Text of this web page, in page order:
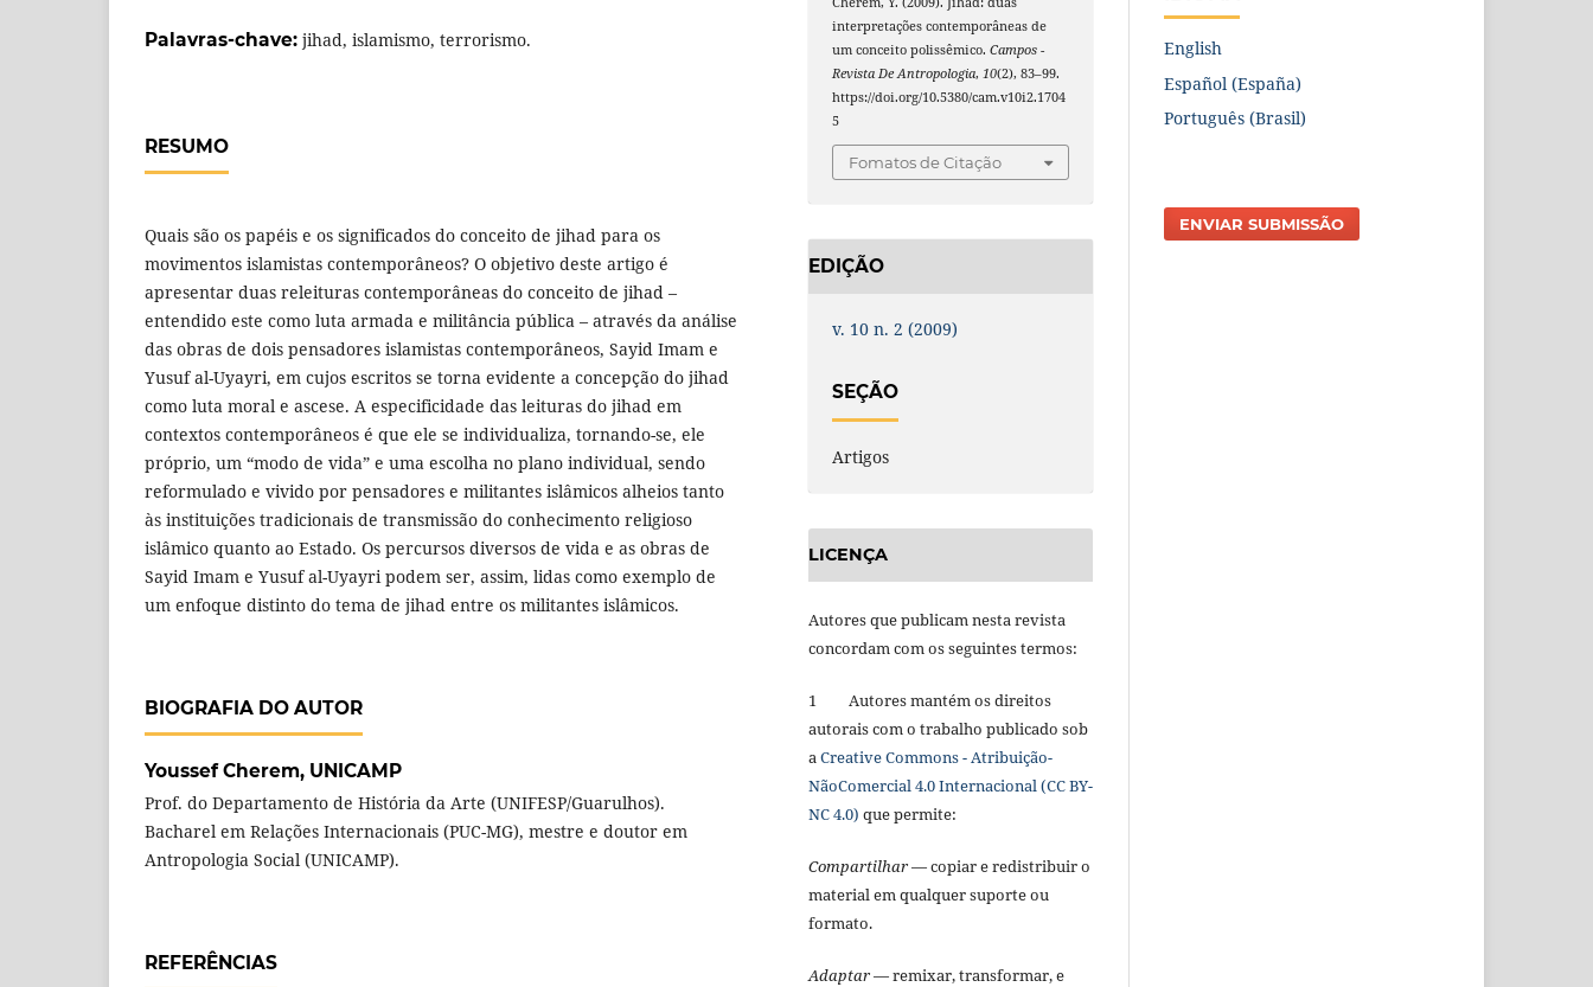
Palavras-chave: jihad, islamismo, terrorismo.
RESUMO
Quais são os papéis e os significados do conceito de jihad para os
movimentos islamistas contemporâneos? O objetivo deste artigo é
apresentar duas releituras contemporâneas do conceito de jihad –
entendido este como luta armada e militância pública – através da análise
das obras de dois pensadores islamistas contemporâneos, Sayid Imam e
Yusuf al-Uyayri, em cujos escritos se torna evidente a concepção do jihad
como luta moral e ascese. A especificidade das leituras do jihad em
contextos contemporâneos é que ele se individualiza, tornando-se, ele
próprio, um “modo de vida” e uma escolha no plano individual, sendo
reformulado e vivido por pensadores e militantes islâmicos alheios tanto
às instituições tradicionais de transmissão do conhecimento religioso
islâmico quanto ao Estado. Os percursos diversos de vida e as obras de
Sayid Imam e Yusuf al-Uyayri podem ser, assim, lidas como exemplo de
um enfoque distinto do tema de jihad entre os militantes islâmicos.
BIOGRAFIA DO AUTOR
Youssef Cherem, UNICAMP
Prof. do Departamento de História da Arte (UNIFESP/Guarulhos).
Bacharel em Relações Internacionais (PUC-MG), mestre e doutor em
Antropologia Social (UNICAMP).
REFERÊNCIAS
interpretações contemporâneas de
um conceito polissêmico.Campos -
Revista De Antropologia,10(2), 83–99.
https://doi.org/10.5380/cam.v10i2.1704
5
Fomatos de Citação
EDIÇÃO
v. 10 n. 2 (2009)
SEÇÃO
Artigos
LICENÇA
Autores que publicam nesta revista
concordam com os seguintes termos:
1 Autores mantém os direitos
autorais com o trabalho publicado sob
aCreative Commons - Atribuição-
NãoComercial 4.0 Internacional (CC BY-
NC 4.0) que permite:
Compartilhar— copiar e redistribuir o
material em qualquer suporte ou
formato.
Adaptar— remixar, transformar, e
English
Español (España)
Português (Brasil)
ENVIAR SUBMISSÃO